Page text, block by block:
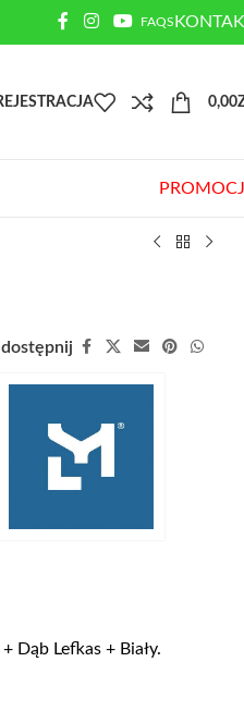
FAQS
0,00
Dąb Lefkas + Biały.